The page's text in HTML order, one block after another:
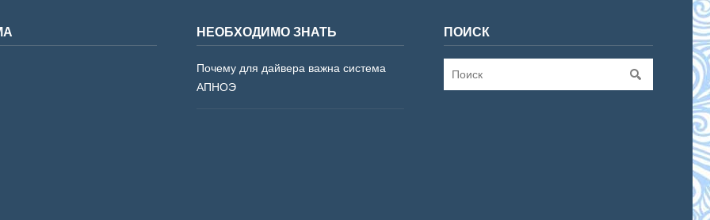
НЕОБХОДИМО ЗНАТЬ
Почему для дайвера важна система
АПНОЭ
ПОИСК